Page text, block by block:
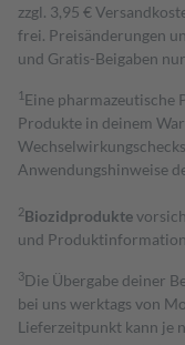
zzgl. 3,95 €
frei. Preisänderungen
und Gratis-Beigaben
1 Eine pharmazeutische
Produkte in deinem
Anwendungshinweise
2Biozidprodukte
und
3Die Übergabe deiner
bei uns werktags von
Lieferzeitpunkt kann je